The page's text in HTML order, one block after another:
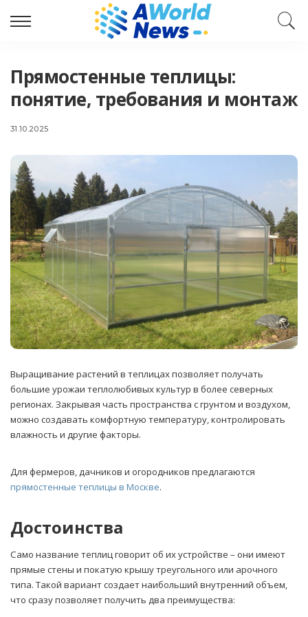
Прямостенные теплицы:
понятие, требования и монтаж
31.10.2025
Выращивание растений в теплицах позволяет получать
большие урожаи теплолюбивых культур в более северных
регионах. Закрывая часть пространства с грунтом и воздухом,
можно создавать комфортную температуру, контролировать
влажность и другие факторы.
Для фермеров, дачников и огородников предлагаются
прямостенные теплицы в Москве.
Достоинства
Само название теплиц говорит об их устройстве – они имеют
прямые стены и покатую крышу треугольного или арочного
типа. Такой вариант создает наибольший внутренний объем,
что сразу позволяет получить два преимущества: